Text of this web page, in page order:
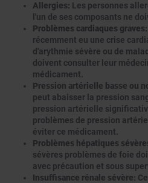
Allergies: Les personnes
l'un de ses composants ne
Problèmes cardiaques graves:
récemment eu une crise
d'arythmie sévère ou de
doivent consulter leur
médicament.
Pression artérielle basse ou
peut abaisser la pression
pression artérielle
problèmes de pression
éviter ce médicament.
Problèmes hépatiques
sévères problèmes de foie
avec précaution et sous
Insuffisance rénale sévère: